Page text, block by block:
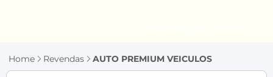
Home Revendas AUTO PREMIUM VEICULOS